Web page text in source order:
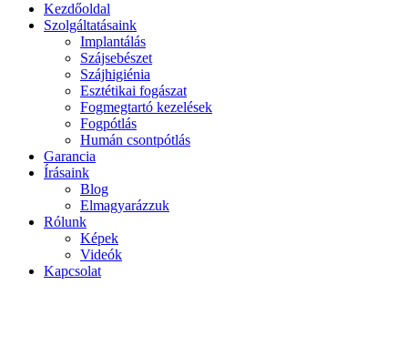
Kezdőoldal
Szolgáltatásaink
Implantálás
Szájsebészet
Szájhigiénia
Esztétikai fogászat
Fogmegtartó kezelések
Fogpótlás
Humán csontpótlás
Garancia
Írásaink
Blog
Elmagyarázzuk
Rólunk
Képek
Videók
Kapcsolat